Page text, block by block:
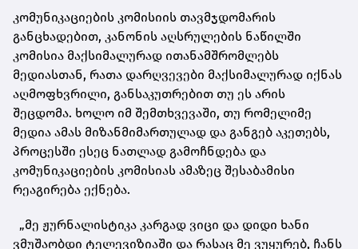
კომუნიკაციების კომისიის თავმჯდომარის
განცხადებით, კანონის აღსრულების ნაწილში
კომისია მაქსიმალურად ითანამშრომლებს
მედიასთან, რათა დარღვევები მაქსიმალურად იქნას
აღმოფხვრილი, განსაკუთრებით თუ ეს არის
შეცდომა. ხოლო იმ შემთხვევაში, თუ რომელიმე
მედია ამას მიზანმიმართულად და განგებ აკეთებს,
პროცესში ესეც ნათლად გამოჩნდება და
კომუნიკაციების კომისიას ამაზეც შესაბამისი
რეაგირება ექნება.
„მე ჟურნალისტიკა კარგად ვიცი და დიდი ხანი
ვმუშაობდი ტელევიზიაში და რასაც მე ვუყურებ, ჩანს